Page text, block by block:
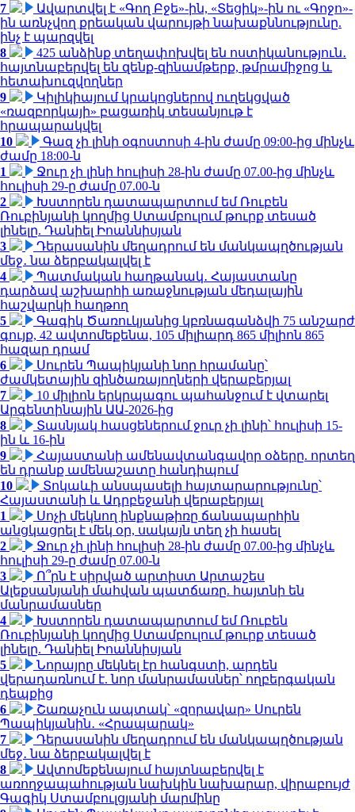
7
Ավարտվել է «Գող Բջե»-ին, «Տեցիկ»-ին ու «Գոջո»-
ին առնչվող քրեական վարույթի նախաքննությունը.
ինչ է պարզվել
8
425 անձինք տեղափոխվել են ոստիկանություն․
հայտնաբերվել են զենք-զինամթերք, թմրամիջոց և
հետախուզվողներ
9
Կիլիկիայում կրակոցներով ուղեկցված
«ռազբորկայի» բացառիկ տեսանյութ է
հրապարակվել
10
Գազ չի լինի օգոստոսի 4-ին ժամը 09:00-ից մինչև
ժամը 18:00-ն
1
Ջուր չի լինի հուլիսի 28-ին ժամը 07.00-ից մինչև
հուլիսի 29-ը ժամը 07.00-ն
2
Խստորեն դատապարտում եմ Ռուբեն
Ռուբինյանի կողմից Ստամբուլում թուրք տեսած
լինելը. Դանիել Իոաննիսյան
3
Դերասանին մեղադրում են մանկապղծության
մեջ․ նա ձերբակալվել է
4
Պատմական հաղթանակ․ Հայաստանը
դարձավ աշխարհի առաջնության մեդալային
հաշվարկի հաղթող
5
Գագիկ Ծառուկյանից կբռնագանձվի 75 անշարժ
գույք, 42 ավտոմեքենա, 105 միլիարդ 865 միլիոն 865
հազար դրամ
6
Սուրեն Պապիկյանի նոր հրամանը՝
ժամկետային զինծառայողների վերաբերյալ
7
10 միլիոն երկրպագու պահանջում է վտարել
Արգենտինային ԱԱ-2026-ից
8
Տասնյակ հասցեներում ջուր չի լինի՝ հուլիսի 15-
ին և 16-ին
9
Հայաստանի ամենավտանգավոր օձերը. որտեղ
են դրանք ամենաշատը հանդիպում
10
Տոկաևի անսպասելի հայտարարությունը՝
Հայաստանի և Ադրբեջանի վերաբերյալ
1
Սոչի մեկնող ինքնաթիռը ճանապարհին
անցկացրել է մեկ օր, սակայն տեղ չի հասել
2
Ջուր չի լինի հուլիսի 28-ին ժամը 07.00-ից մինչև
հուլիսի 29-ը ժամը 07.00-ն
3
Ո՞րն է սիրված արտիստ Արտաշես
Ալեքսանյանի մահվան պատճառը. հայտնի են
մանրամասներ
4
Խստորեն դատապարտում եմ Ռուբեն
Ռուբինյանի կողմից Ստամբուլում թուրք տեսած
լինելը. Դանիել Իոաննիսյան
5
Նորայրը մեկնել էր հանգստի, արդեն
վերադառնում է. նոր մանրամասներ՝ ողբերգական
դեպքից
6
Շառաչուն ապտակ՝ «զորավար» Սուրեն
Պապիկյանին․ «Հրապարակ»
7
Դերասանին մեղադրում են մանկապղծության
մեջ․ նա ձերբակալվել է
8
Ավտոմեքենայում հայտնաբերվել է
առողջապահության նախկին նախարար, վիրաբույժ
Գագիկ Ստամբուլցյանի մարմինը